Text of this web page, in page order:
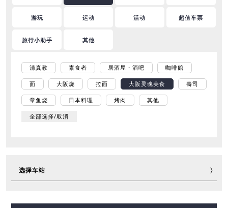
游玩 运动 活动 超值车票
旅行小助手 其他
清真教 素食者 居酒屋・酒吧 咖啡館
面 大阪烧 拉面 大阪灵魂美食 壽司
章鱼烧 日本料理 烤肉 其他
全部选择/取消
选择车站